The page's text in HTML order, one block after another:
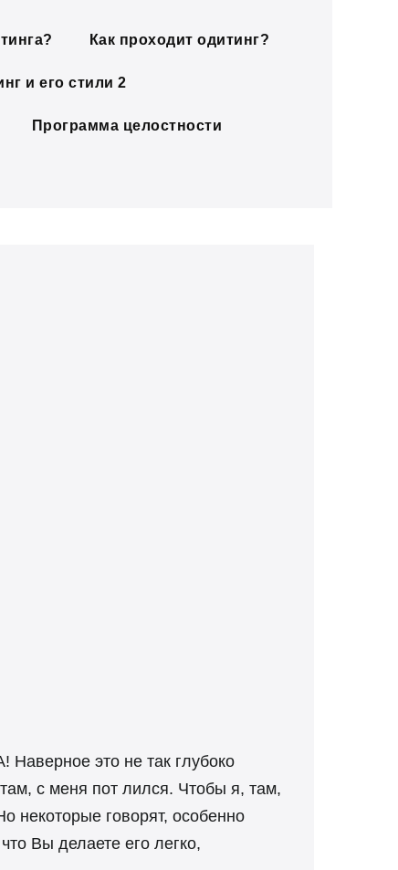
Как проходит одитинг?
и его стили 2
Программа целостности
Наверное это не так глубоко
с меня пот лился. Чтобы я, там,
некоторые говорят, особенно
Вы делаете его легко,